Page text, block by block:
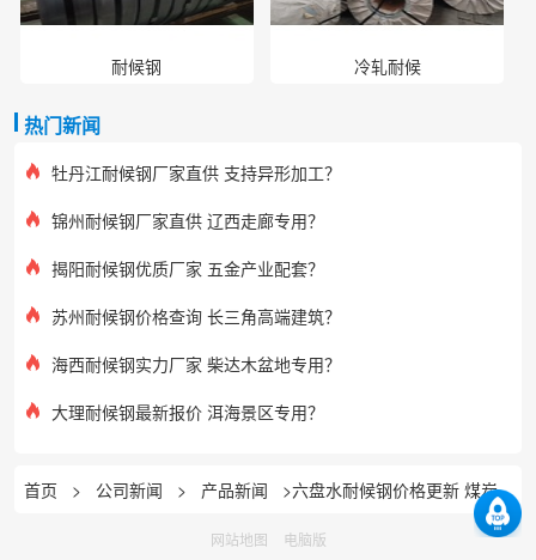
首页 > 公司新闻 > 产品新闻 >六盘水耐候钢价格更新 煤炭产业配套
耐候钢 冷轧耐候
热门新闻
牡丹江耐候钢厂家直供 支持异形加工？
锦州耐候钢厂家直供 辽西走廊专用？
揭阳耐候钢优质厂家 五金产业配套？
苏州耐候钢价格查询 长三角高端建筑？
海西耐候钢实力厂家 柴达木盆地专用？
大理耐候钢最新报价 洱海景区专用？
网站地图 电脑版